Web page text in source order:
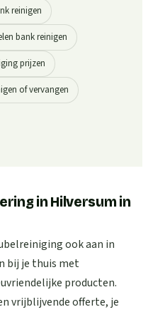
reinigen
bank reinigen
prijzen
of vervangen
in Hilversumin
ook aan in
bij je thuis met
producten.
vrijblijvende offerte, je